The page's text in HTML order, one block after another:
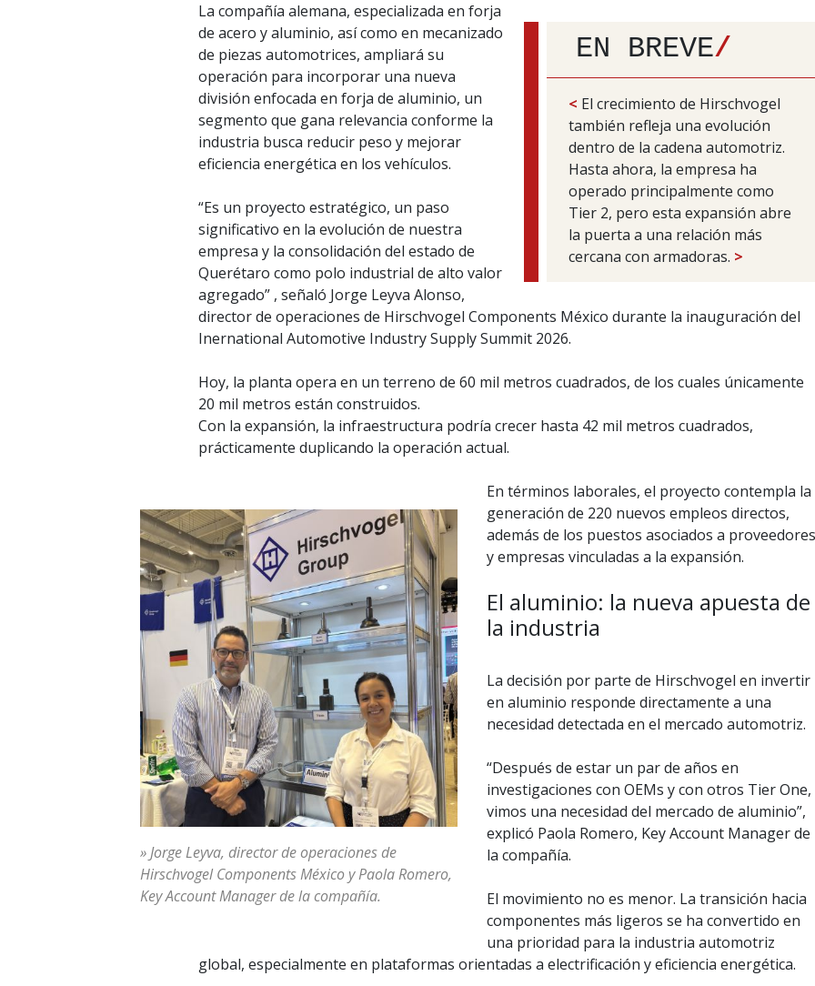
EN BREVE/
< El crecimiento de Hirschvogel
también refleja una evolución
dentro de la cadena automotriz.
Hasta ahora, la empresa ha
operado principalmente como
Tier 2, pero esta expansión abre
la puerta a una relación más
cercana con armadoras. >
La compañía alemana, especializada en forja
de acero y aluminio, así como en mecanizado
de piezas automotrices, ampliará su
operación para incorporar una nueva
división enfocada en forja de aluminio, un
segmento que gana relevancia conforme la
industria busca reducir peso y mejorar
eficiencia energética en los vehículos.
“Es un proyecto estratégico, un paso
significativo en la evolución de nuestra
empresa y la consolidación del estado de
Querétaro como polo industrial de alto valor
agregado” , señaló Jorge Leyva Alonso,
director de operaciones de Hirschvogel Components México durante la inauguración del
Inernational Automotive Industry Supply Summit 2026.
Hoy, la planta opera en un terreno de 60 mil metros cuadrados, de los cuales únicamente
20 mil metros están construidos.
Con la expansión, la infraestructura podría crecer hasta 42 mil metros cuadrados,
prácticamente duplicando la operación actual.
» Jorge Leyva, director de operaciones de
Hirschvogel Components México y Paola Romero,
Key Account Manager de la compañía.
En términos laborales, el proyecto contempla la
generación de 220 nuevos empleos directos,
además de los puestos asociados a proveedores
y empresas vinculadas a la expansión.
El aluminio: la nueva apuesta de
la industria
La decisión por parte de Hirschvogel en invertir
en aluminio responde directamente a una
necesidad detectada en el mercado automotriz.
“Después de estar un par de años en
investigaciones con OEMs y con otros Tier One,
vimos una necesidad del mercado de aluminio”,
explicó Paola Romero, Key Account Manager de
la compañía.
El movimiento no es menor. La transición hacia
componentes más ligeros se ha convertido en
una prioridad para la industria automotriz
global, especialmente en plataformas orientadas a electrificación y eficiencia energética.